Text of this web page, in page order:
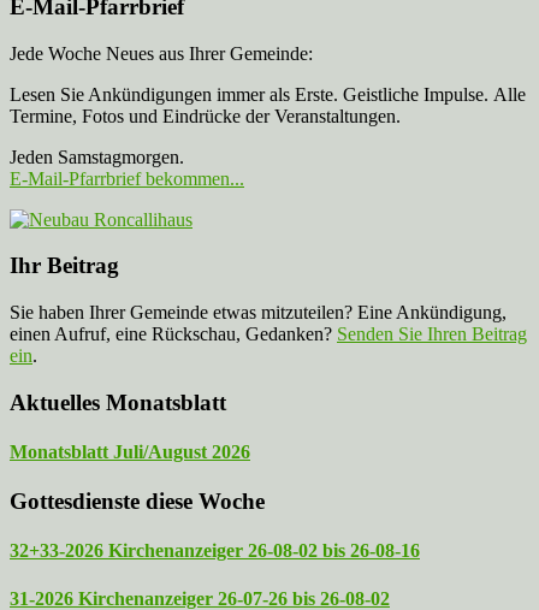
E-Mail-Pfarrbrief
Jede Woche Neues aus Ihrer Gemeinde:
Lesen Sie Ankündigungen immer als Erste. Geistliche Impulse. Alle
Termine, Fotos und Eindrücke der Veranstaltungen.
Jeden Samstagmorgen.
E-Mail-Pfarrbrief bekommen...
Ihr Beitrag
Sie haben Ihrer Gemeinde etwas mitzuteilen? Eine Ankündigung,
einen Aufruf, eine Rückschau, Gedanken? Senden Sie Ihren Beitrag
ein.
Aktuelles Monatsblatt
Monatsblatt Juli/August 2026
Gottesdienste diese Woche
32+33-2026 Kirchenanzeiger 26-08-02 bis 26-08-16
31-2026 Kirchenanzeiger 26-07-26 bis 26-08-02